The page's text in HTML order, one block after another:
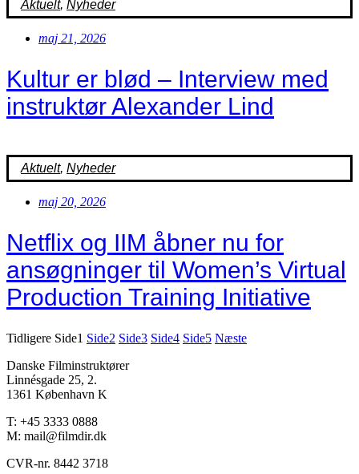
Aktuelt, Nyheder
maj 21, 2026
Kultur er blød – Interview med
instruktør Alexander Lind
Aktuelt, Nyheder
maj 20, 2026
Netflix og IIM åbner nu for
ansøgninger til Women’s Virtual
Production Training Initiative
Tidligere Side1 Side2 Side3 Side4 Side5 Næste
Danske Filminstruktører
Linnésgade 25, 2.
1361 København K
T: +45 3333 0888
M: mail@filmdir.dk
CVR-nr. 8442 3718